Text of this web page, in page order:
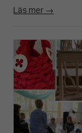
Läs mer →